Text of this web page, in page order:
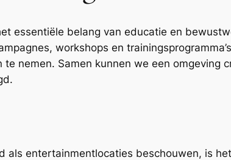
essentiële belang van educatie en
workshops en
nemen. Samen kunnen we een omgeving
als entertainmentlocaties beschouwen, is